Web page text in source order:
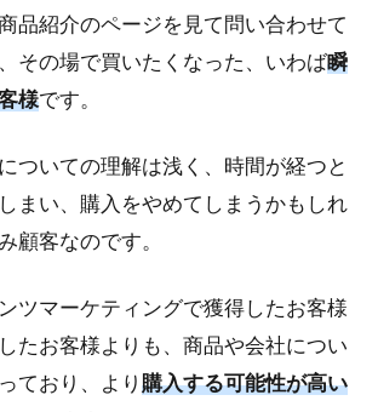
品紹介のページを見て問い合わせて
その場で買いたくなった、いわば瞬
様です。
ついての理解は浅く、時間が経つと
まい、購入をやめてしまうかもしれ
顧客なのです。
ツマーケティングで獲得したお客様
たお客様よりも、商品や会社につい
ており、より購入する可能性が高い